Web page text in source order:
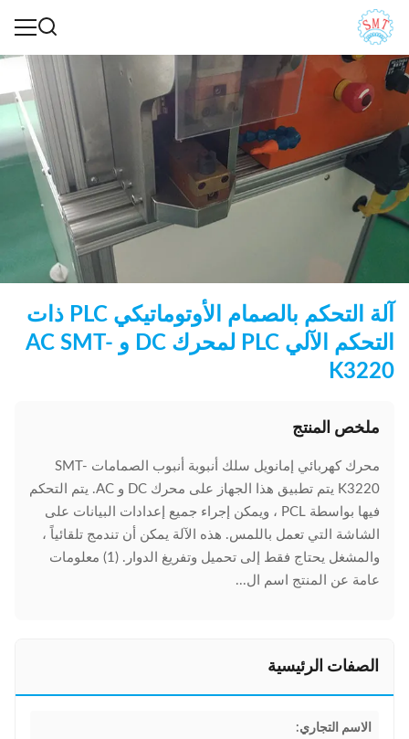
آلة التحكم بالصمام الأوتوماتيكي PLC ذات
التحكم الآلي PLC لمحرك DC و AC SMT-
K3220
ملخص المنتج
محرك كهربائي إمانويل سلك أنبوبة أنبوب الصمامات SMT-
K3220 يتم تطبيق هذا الجهاز على محرك DC و AC. يتم التحكم
فيها بواسطة PCL ، ويمكن إجراء جميع إعدادات البيانات على
الشاشة التي تعمل باللمس. هذه الآلة يمكن أن تندمج تلقائياً ،
والمشغل يحتاج فقط إلى تحميل وتفريغ الدوار. (1) معلومات
عامة عن المنتج اسم ال...
الصفات الرئيسية
الاسم التجاري: